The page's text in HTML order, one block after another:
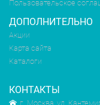
Пользовательское
ДОПОЛНИТЕЛЬНО
Акции
Карта сайта
Каталоги
КОНТАКТЫ
г. Москва, ул.